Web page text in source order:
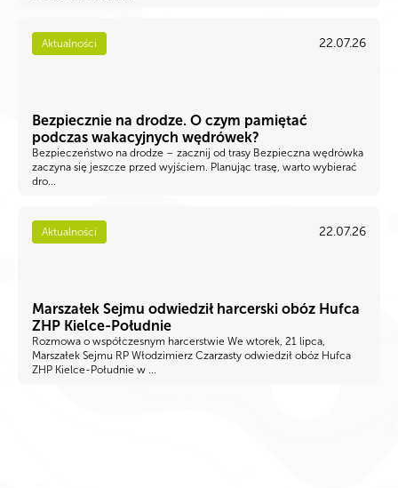
Aktualności 22.07.26
Bezpiecznie na drodze. O czym pamiętać
podczas wakacyjnych wędrówek?
Bezpieczeństwo na drodze – zacznij od trasy Bezpieczna wędrówka
zaczyna się jeszcze przed wyjściem. Planując trasę, warto wybierać
dro...
Aktualności 22.07.26
Marszałek Sejmu odwiedził harcerski obóz Hufca
ZHP Kielce-Południe
Rozmowa o współczesnym harcerstwie We wtorek, 21 lipca,
Marszałek Sejmu RP Włodzimierz Czarzasty odwiedził obóz Hufca
ZHP Kielce-Południe w ...